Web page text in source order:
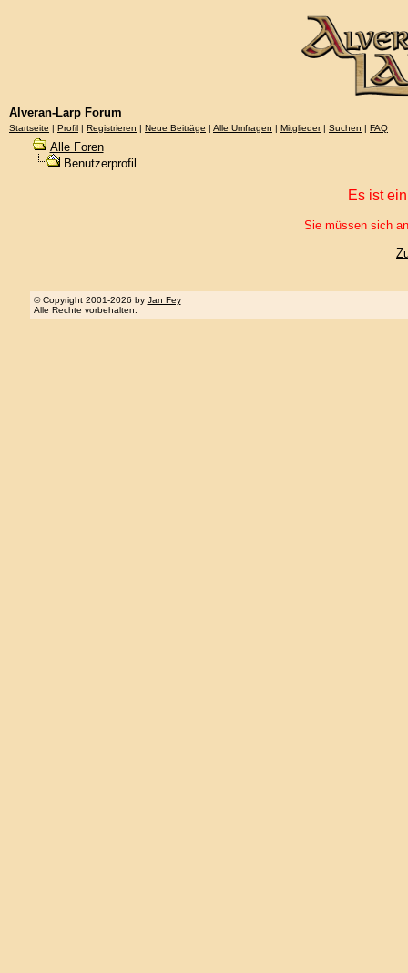
Alveran-Larp Forum
Startseite | Profil | Registrieren | Neue Beiträge | Alle Umfragen | Mitglieder| Suchen | FAQ
Alle Foren
Benutzerprofil
Es ist
Sie müssen sich
© Copyright 2001-2026 by Jan Fey
Alle Rechte vorbehalten.